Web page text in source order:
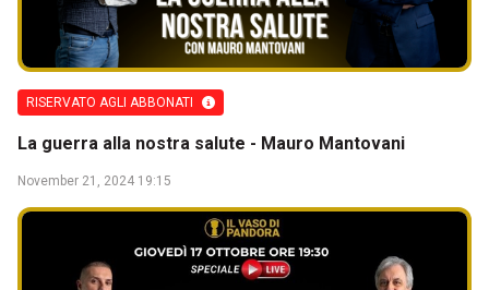
RISERVATO AGLI ABBONATI
La guerra alla nostra salute - Mauro Mantovani
November 21, 2024 19:15